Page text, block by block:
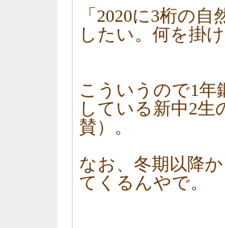
「2020に3桁の
したい。何を掛
こういうので1年
している新中2生
賛）。
なお、冬期以降
てくるんやで。